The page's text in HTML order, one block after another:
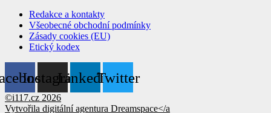
Redakce a kontakty
Všeobecné obchodní podmínky
Zásady cookies (EU)
Etický kodex
InstagramLinkedinTwitter
©i117.cz 2026
Vytvořila digitální agentura Dreamspace</a